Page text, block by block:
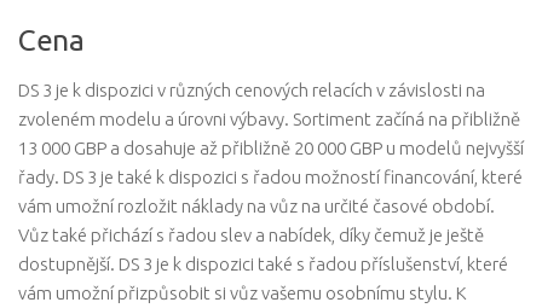
Cena
DS 3 je k dispozici v různých cenových relacích v závislosti na
zvoleném modelu a úrovni výbavy. Sortiment začíná na přibližně
13 000 GBP a dosahuje až přibližně 20 000 GBP u modelů nejvyšší
řady. DS 3 je také k dispozici s řadou možností financování, které
vám umožní rozložit náklady na vůz na určité časové období.
Vůz také přichází s řadou slev a nabídek, díky čemuž je ještě
dostupnější. DS 3 je k dispozici také s řadou příslušenství, které
vám umožní přizpůsobit si vůz vašemu osobnímu stylu. K